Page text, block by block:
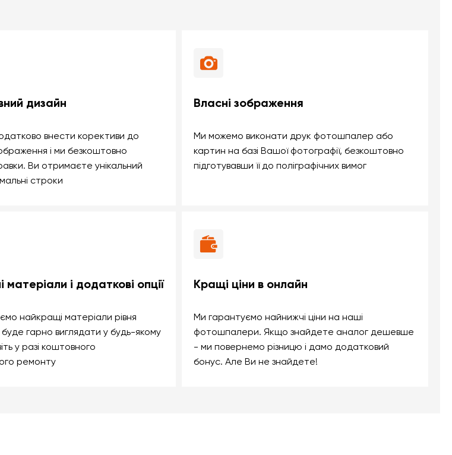
дизайн
внести корективи до
і ми безкоштовно
Ви отримаєте унікальний
строки
Власні зображення
Ми можемо виконати друк фотошпалер або
картин на базі Вашої фотографії, безкоштовно
підготувавши її до поліграфічних вимог
матеріали і додаткові опції
найкращі матеріали рівня
гарно виглядати у будь-якому
у разі коштовного
ремонту
Кращі ціни в онлайн
Ми гарантуємо найнижчі ціни на наші
фотошпалери. Якщо знайдете аналог дешевше
- ми повернемо різницю і дамо додатковий
бонус. Але Ви не знайдете!